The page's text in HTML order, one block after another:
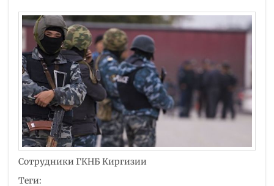
Сотрудники ГКНБ Киргизии
Теги: